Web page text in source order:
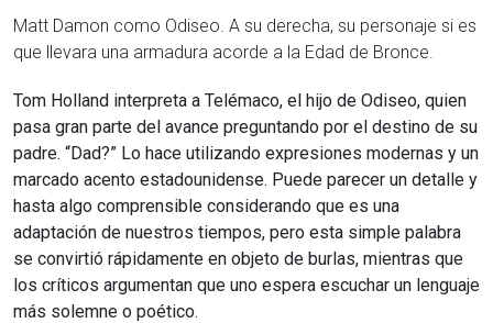
Matt Damon como Odiseo. A su derecha, su personaje si es
que llevara una armadura acorde a la Edad de Bronce.
Tom Holland interpreta a Telémaco, el hijo de Odiseo, quien
pasa gran parte del avance preguntando por el destino de su
padre. “Dad?” Lo hace utilizando expresiones modernas y un
marcado acento estadounidense. Puede parecer un detalle y
hasta algo comprensible considerando que es una
adaptación de nuestros tiempos, pero esta simple palabra
se convirtió rápidamente en objeto de burlas, mientras que
los críticos argumentan que uno espera escuchar un lenguaje
más solemne o poético.